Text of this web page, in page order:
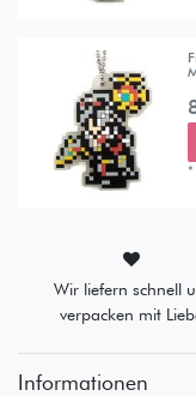
*
Wir liefern schnell
verpacken mit
Informationen